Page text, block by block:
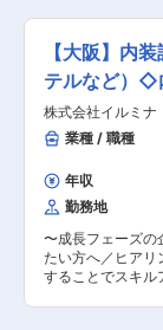
ていく目標があります。 ■当社の
ィスという人が
完了まで関われる
が高いため、顧客
ての実力が発揮可
7時間15分と働き
りとれるためワ
働くことが可能 ・
としてお客様に
新の機能性、デザイ
風： 勤続年数が
見がよい社風です
は情熱と夢のもて
とを本当に大切に
や、業界誌などか
中心ですが、関
新規開拓も含めた
詳細 官公庁、企
具・什器の営業
パーへの提案、入
や増改築のタイ
顧客のニーズや
実施。購買部や物
者と連携して案件
紹介や提案サポートも
ス オフィス家具
ど自社製品を幅
ーディネートにも
なソリューションを提供
業部門はエリアご
【大阪】内
テルなど）◇
126日
株式会社イルミナ
業種 / 職種
年収
勤務地
〜成長フェーズの
たい方へ／ヒアリ
することでスキルアップ〜 ＼イ